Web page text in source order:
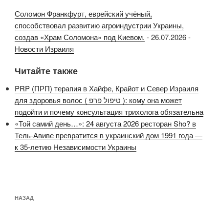
Соломон Франкфурт, еврейский учёный,
способствовал развитию агроиндустрии Украины,
создав «Храм Соломона» под Киевом. -26.07.2026-
Новости Израиля
Читайте также
PRP (ПРП) терапия в Хайфе, Крайот и Север Израиля
для здоровья волос ( טיפול פרפ ): кому она может
подойти и почему консультация трихолога обязательна
«Той самий день…»: 24 августа 2026 ресторан Sho? в
Тель-Авиве превратится в украинский дом 1991 года —
к 35-летию Независимости Украины
по
Предыдущая
НАЗАД